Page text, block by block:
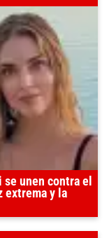
unen contra el
extrema y la